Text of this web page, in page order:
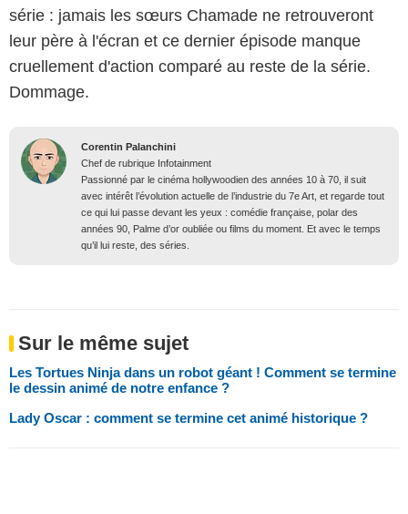
série : jamais les sœurs Chamade ne retrouveront
leur père à l'écran et ce dernier épisode manque
cruellement d'action comparé au reste de la série.
Dommage.
Corentin Palanchini
Chef de rubrique Infotainment
Passionné par le cinéma hollywoodien des années 10 à 70, il suit
avec intérêt l’évolution actuelle de l’industrie du 7e Art, et regarde tout
ce qui lui passe devant les yeux : comédie française, polar des
années 90, Palme d’or oubliée ou films du moment. Et avec le temps
qu’il lui reste, des séries.
Sur le même sujet
Les Tortues Ninja dans un robot géant ! Comment se termine
le dessin animé de notre enfance ?
Lady Oscar : comment se termine cet animé historique ?